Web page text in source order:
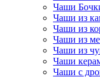
Чаши
Чаши из
Чаши из
Чаши из
Чаши из
Чаши
Чаши с